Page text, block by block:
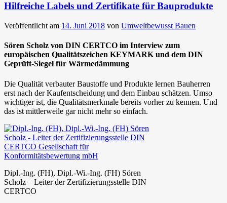
Hilfreiche Labels und Zertifikate für Bauprodukte
Veröffentlicht am 14. Juni 2018 von Umweltbewusst Bauen
Sören Scholz von DIN CERTCO im Interview zum
europäischen Qualitätszeichen KEYMARK und dem DIN
Geprüft-Siegel für Wärmedämmung
Die Qualität verbauter Baustoffe und Produkte lernen Bauherren
erst nach der Kaufentscheidung und dem Einbau schätzen. Umso
wichtiger ist, die Qualitätsmerkmale bereits vorher zu kennen. Und
das ist mittlerweile gar nicht mehr so einfach.
Dipl.-Ing. (FH), Dipl.-Wi.-Ing. (FH) Sören
Scholz – Leiter der Zertifizierungsstelle DIN
CERTCO